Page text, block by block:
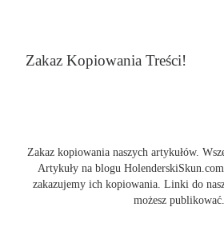
Zakaz Kopiowania Treści!
Zakaz kopiowania naszych artykułów.
Artykuły na blogu HolenderskiSkun.com
zakazujemy ich kopiowania. Linki do
możesz publikować.